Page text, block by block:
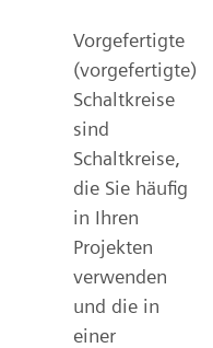
Vorgefertigte
(vorgefertigte)
Schaltkreise
sind
Schaltkreise,
die Sie häufig
in Ihren
Projekten
verwenden
und die in
einer